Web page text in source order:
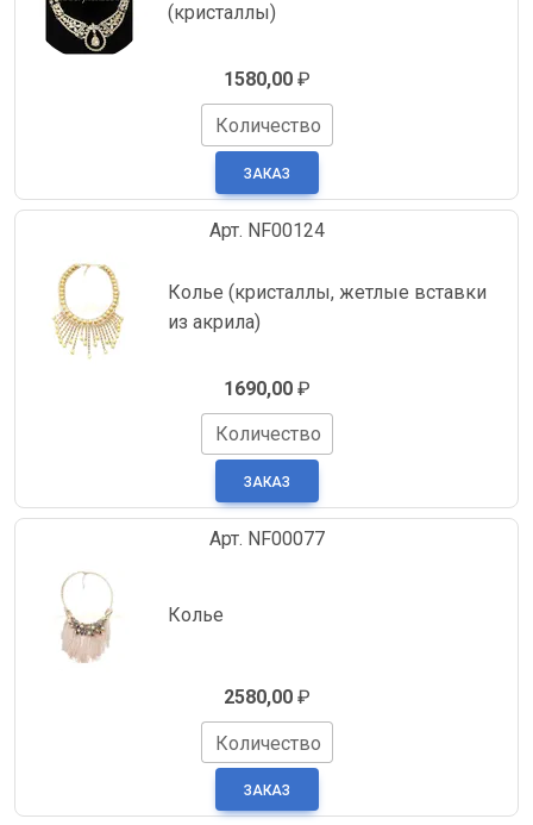
(кристаллы)
1580,00₽
Количество
Арт. NF00124
Колье (кристаллы, жетлые вставки
из акрила)
1690,00₽
Количество
Арт. NF00077
Колье
2580,00₽
Количество